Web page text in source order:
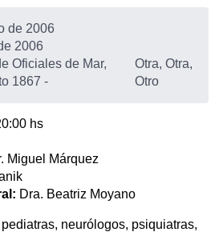
de 2006
2006
Oficiales de Mar,
1867 -
Otra, Otra,
Otro
hs
Miguel Márquez
Dra. Beatriz Moyano
neurólogos, psiquiatras,